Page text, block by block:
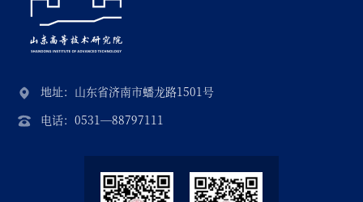
地址：山东省济南市蟠龙路1501号
电话：0531—88797111